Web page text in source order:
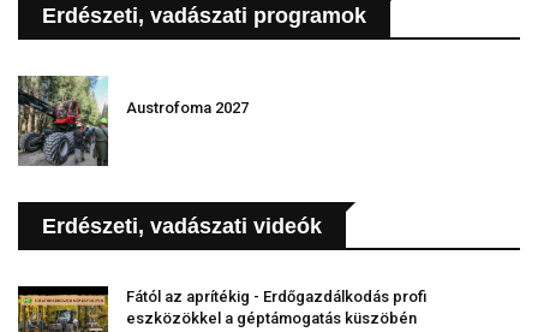
Erdészeti, vadászati programok
Austrofoma 2027
Erdészeti, vadászati videók
Fától az aprítékig - Erdőgazdálkodás profi
eszközökkel a géptámogatás küszöbén